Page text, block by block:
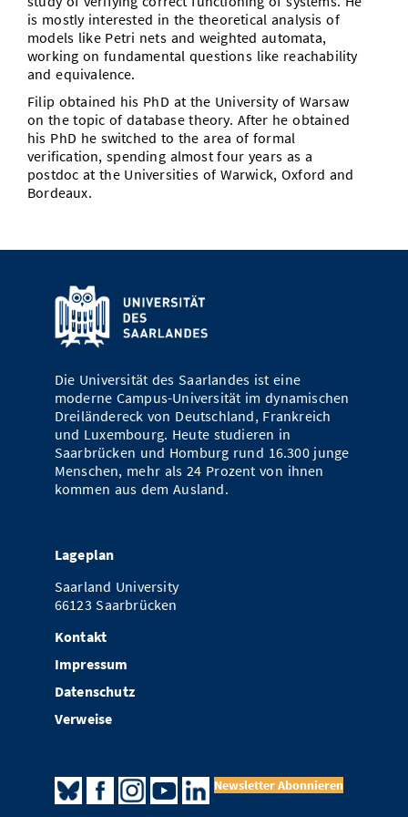
Vom Studium in den Beruf
Study Scheduler
Bibliothek
Open Science/Open Access
Start-ups
IT-Themenabend
Ranking
Zahlen & Fakten
Preise, Auszeichnungen und Förderungen
Kontakt
SIC Merchandise
SIC Podcast
Anfahrt
AnsprechpartnerInnen, Personen, Forschungsgruppen
Termine, Vorträge und Veranstaltungen
Alumni
is mostly interested in the theoretical analysis of
models like Petri nets and weighted automata,
working on fundamental questions like reachability
and equivalence.
Filip obtained his PhD at the University of Warsaw
on the topic of database theory. After he obtained
his PhD he switched to the area of formal
verification, spending almost four years as a
postdoc at the Universities of Warwick, Oxford and
Bordeaux.
Die Universität des Saarlandes ist eine
moderne Campus-Universität im dynamischen
Dreiländereck von Deutschland, Frankreich
und Luxembourg. Heute studieren in
Saarbrücken und Homburg rund 16.300 junge
Menschen, mehr als 24 Prozent von ihnen
kommen aus dem Ausland.
Lageplan
Saarland University
66123 Saarbrücken
Kontakt
Impressum
Datenschutz
Verweise
Newsletter Abonnieren